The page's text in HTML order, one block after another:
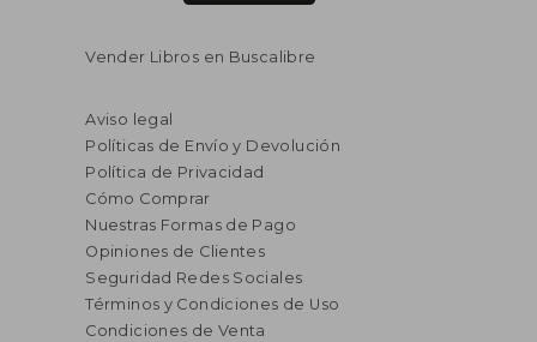
Vender Libros en Buscalibre
Aviso legal
Políticas de Envío y Devolución
Política de Privacidad
Cómo Comprar
Nuestras Formas de Pago
Opiniones de Clientes
Seguridad Redes Sociales
Términos y Condiciones de Uso
Condiciones de Venta